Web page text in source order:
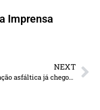
Imprensa
NEXT
Pavimentação asfáltica já chegou em 87% das vias de Ponta Porã